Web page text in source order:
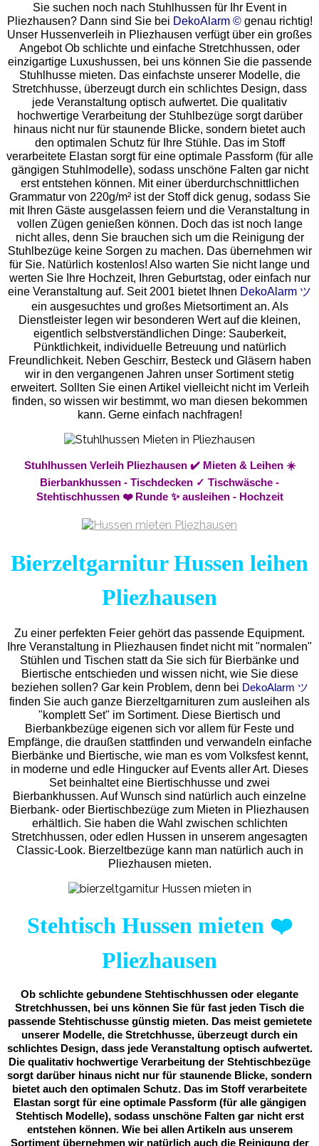
Sie suchen noch nach Stuhlhussen für Ihr Event in
Pliezhausen? Dann sind Sie bei DekoAlarm ©genau richtig!
Unser Hussenverleih in Pliezhausen verfügt über ein großes
Angebot Ob schlichte und einfache Stretchhussen, oder
einzigartige Luxushussen, bei uns können Sie die passende
Stuhlhusse mieten. Das einfachste unserer Modelle, die
Stretchhusse, überzeugt durch ein schlichtes Design, dass
jede Veranstaltung optisch aufwertet. Die qualitativ
hochwertige Verarbeitung der Stuhlbezüge sorgt darüber
hinaus nicht nur für staunende Blicke, sondern bietet auch
den optimalen Schutz für Ihre Stühle. Das im Stoff
verarbeitete Elastan sorgt für eine optimale Passform (für alle
gängigen Stuhlmodelle), sodass unschöne Falten gar nicht
erst entstehen können. Mit einer überdurchschnittlichen
Grammatur von 220g/m² ist der Stoff dick genug, sodass Sie
mit Ihren Gäste ausgelassen feiern und die Veranstaltung in
vollen Zügen genießen können. Doch das ist noch lange
nicht alles, denn Sie brauchen sich um die Reinigung der
Stuhlbezüge keine Sorgen zu machen. Das übernehmen wir
für Sie. Natürlich kostenlos! Also warten Sie nicht lange und
werten Sie Ihre Hochzeit, Ihren Geburtstag, oder einfach nur
eine Veranstaltung auf. Seit 2001 bietet Ihnen DekoAlarm ツ
ein ausgesuchtes und großes Mietsortiment an. Als
Dienstleister legen wir besonderen Wert auf die kleinen,
eigentlich selbstverständlichen Dinge: Sauberkeit,
Pünktlichkeit, individuelle Betreuung und natürlich
Freundlichkeit. Neben Geschirr, Besteck und Gläsern haben
wir in den vergangenen Jahren unser Sortiment stetig
erweitert. Sollten Sie einen Artikel vielleicht nicht im Verleih
finden, so wissen wir bestimmt, wo man diesen bekommen
kann. Gerne einfach nachfragen!
Stuhlhussen Verleih Pliezhausen ✔️ Mieten & Leihen ☀️
Bierbankhussen - Tischdecken ✓ Tischwäsche -
Stehtischhussen ❤️ Runde ✨ ausleihen - Hochzeit
Bierzeltgarnitur Hussen leihen
Pliezhausen
Zu einer perfekten Feier gehört das passende Equipment.
Ihre Veranstaltung in Pliezhausen findet nicht mit "normalen"
Stühlen und Tischen statt da Sie sich für Bierbänke und
Biertische entschieden und wissen nicht, wie Sie diese
beziehen sollen? Gar kein Problem, denn bei DekoAlarm ツ
finden Sie auch ganze Bierzeltgarnituren zum ausleihen als
"komplett Set" im Sortiment. Diese Biertisch und
Bierbankbezüge eigenen sich vor allem für Feste und
Empfänge, die draußen stattfinden und verwandeln einfache
Bierbänke und Biertische, wie man es vom Volksfest kennt,
in moderne und edle Hingucker auf Events aller Art. Dieses
Set beinhaltet eine Biertischhusse und zwei
Bierbankhussen. Auf Wunsch sind natürlich auch einzelne
Bierbank- oder Biertischbezüge zum Mieten in Pliezhausen
erhältlich. Sie haben die Wahl zwischen schlichten
Stretchhussen, oder edlen Hussen in unserem angesagten
Classic-Look. Bierzeltbezüge kann man natürlich auch in
Pliezhausen mieten.
Stehtisch Hussen mieten ❤️
Pliezhausen
Ob schlichte gebundene Stehtischhussen oder elegante
Stretchhussen, bei uns können Sie für fast jeden Tisch die
passende Stehtischusse günstig mieten. Das meist gemietete
unserer Modelle, die Stretchhusse, überzeugt durch ein
schlichtes Design, dass jede Veranstaltung optisch aufwertet.
Die qualitativ hochwertige Verarbeitung der Stehtischbezüge
sorgt darüber hinaus nicht nur für staunende Blicke, sondern
bietet auch den optimalen Schutz. Das im Stoff verarbeitete
Elastan sorgt für eine optimale Passform (für alle gängigen
Stehtisch Modelle), sodass unschöne Falten gar nicht erst
entstehen können. Wie bei allen Artikeln aus unserem
Sortiment übernehmen wir natürlich auch die Reinigung der